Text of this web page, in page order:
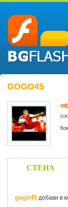
GOGO45
СТЕНА
gogo45 добави в